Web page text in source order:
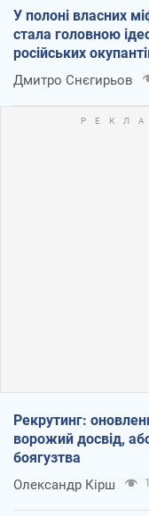
У полоні власних
стала головною
російських
Дмитро Снєгирьов
Рекрутинг:
ворожий досвід,
боягузтва
Олександр Кірш